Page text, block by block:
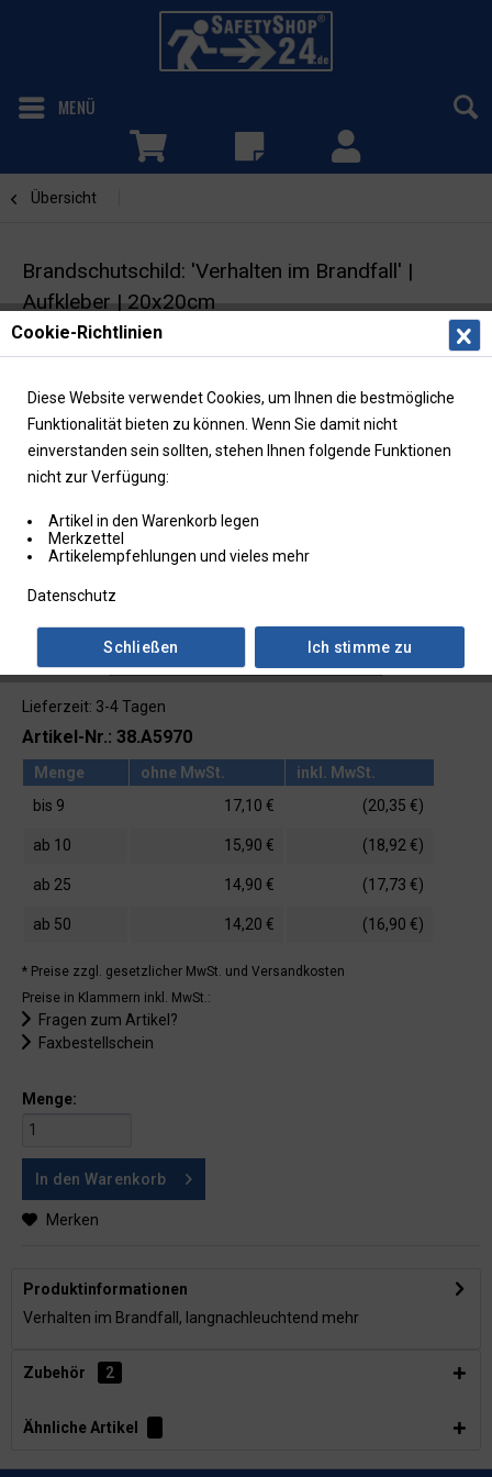
MENÜ
Übersicht
Brandschutschild: 'Verhalten im Brandfall' |
Aufkleber | 20x20cm
Lieferzeit: 3-4 Tagen
Artikel-Nr.: 38.A5970
Menge ohne MwSt.
inkl. MwSt.
bis 9 17,10 € (20,35 €)
ab 10 15,90 € (18,92 €)
ab 25 14,90 € (17,73 €)
ab 50 14,20 € (16,90 €)
* Preise zzgl. gesetzlicher MwSt. und Versandkosten
Preise in Klammern inkl. MwSt.:
Fragen zum Artikel?
Faxbestellschein
Menge:
In den Warenkorb
Merken
Produktinformationen
Verhalten im Brandfall, langnachleuchtend mehr
Zubehör 2
Ähnliche Artikel
Cookie-Richtlinien
Diese Website verwendet Cookies, um Ihnen die bestmögliche
Funktionalität bieten zu können. Wenn Sie damit nicht
einverstanden sein sollten, stehen Ihnen folgende Funktionen
nicht zur Verfügung:
Artikel in den Warenkorb legen
Merkzettel
Artikelempfehlungen und vieles mehr
Datenschutz
Ich stimme zu
Schließen